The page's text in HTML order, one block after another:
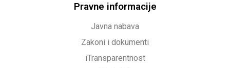
Pravne informacije
Javna nabava
Zakoni i dokumenti
iTransparentnost